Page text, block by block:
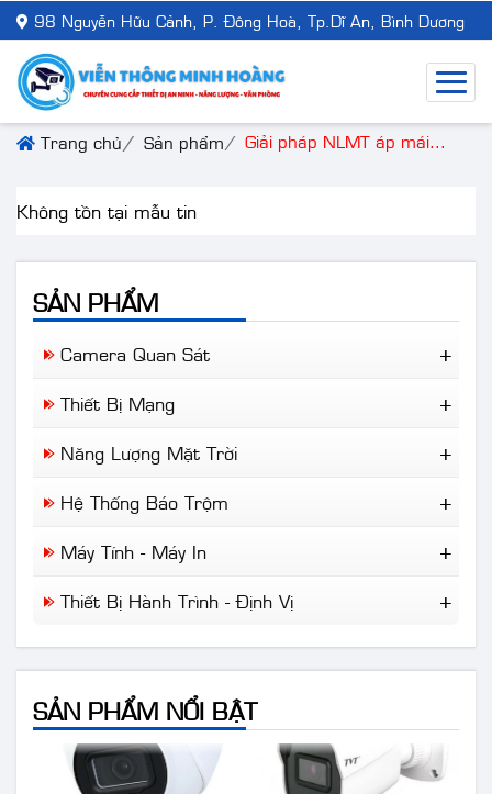
98 Nguyễn Hữu Cảnh, P. Đông Hoà, Tp.Dĩ An, Bình Dương
Trang chủ Sản phẩm Giải pháp NLMT áp mái...
Không tồn tại mẫu tin
SẢN PHẨM
Camera Quan Sát
Camera Trọn Bộ
Camera Nhà Xưởng
Camera Chuyên Dụng
Thiết Bị Mạng
Aruba
Cisco
IP-Com
Năng Lượng Mặt Trời
NLMT Gia Đình
NLMT Cho Nhà Xưởng
Giải Pháp NLMT Áp Mái...
Hệ Thống Báo Trộm
Báo Khói
Báo Cháy
Máy Tính - Máy In
Laptop
Máy In
Thiết Bị Hành Trình - Định Vị
Định Vị Ô Tô Xe Máy
Camera Hành Trình
SẢN PHẨM NỔI BẬT